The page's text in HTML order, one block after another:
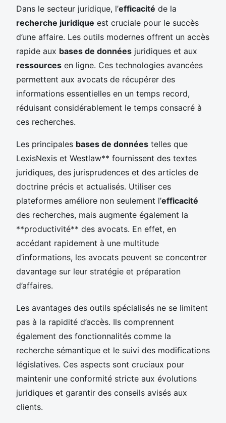
Dans le secteur juridique, l’efficacité de la
recherche juridique est cruciale pour le succès
d’une affaire. Les outils modernes offrent un accès
rapide aux bases de données juridiques et aux
ressources en ligne. Ces technologies avancées
permettent aux avocats de récupérer des
informations essentielles en un temps record,
réduisant considérablement le temps consacré à
ces recherches.
Les principales bases de données telles que
LexisNexis et Westlaw** fournissent des textes
juridiques, des jurisprudences et des articles de
doctrine précis et actualisés. Utiliser ces
plateformes améliore non seulement l’efficacité
des recherches, mais augmente également la
**productivité** des avocats. En effet, en
accédant rapidement à une multitude
d’informations, les avocats peuvent se concentrer
davantage sur leur stratégie et préparation
d’affaires.
Les avantages des outils spécialisés ne se limitent
pas à la rapidité d’accès. Ils comprennent
également des fonctionnalités comme la
recherche sémantique et le suivi des modifications
législatives. Ces aspects sont cruciaux pour
maintenir une conformité stricte aux évolutions
juridiques et garantir des conseils avisés aux
clients.